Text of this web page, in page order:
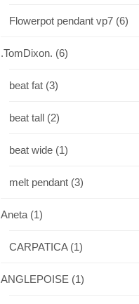
Flowerpot pendant vp7 (6)
.TomDixon. (6)
beat fat (3)
beat tall (2)
beat wide (1)
melt pendant (3)
Aneta (1)
CARPATICA(1)
ANGLEPOISE (1)